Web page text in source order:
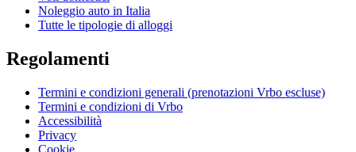
Noleggio auto in Italia
Tutte le tipologie di alloggi
Regolamenti
Termini e condizioni generali (prenotazioni Vrbo escluse)
Termini e condizioni di Vrbo
Accessibilità
Privacy
Cookie